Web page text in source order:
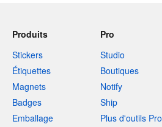
Produits
Stickers
Étiquettes
Magnets
Badges
Emballage
Pro
Studio
Boutiques
Notify
Ship
Plus d'outils Pro